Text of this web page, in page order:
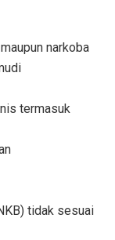
narkoba
termasuk
tidak sesuai